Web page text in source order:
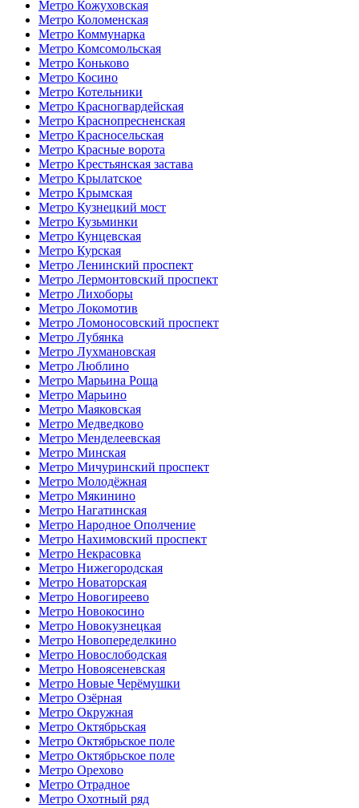
Метро Кожуховская
Метро Коломенская
Метро Коммунарка
Метро Комсомольская
Метро Коньково
Метро Косино
Метро Котельники
Метро Красногвардейская
Метро Краснопресненская
Метро Красносельская
Метро Красные ворота
Метро Крестьянская застава
Метро Крылатское
Метро Крымская
Метро Кузнецкий мост
Метро Кузьминки
Метро Кунцевская
Метро Курская
Метро Ленинский проспект
Метро Лермонтовский проспект
Метро Лихоборы
Метро Локомотив
Метро Ломоносовский проспект
Метро Лубянка
Метро Лухмановская
Метро Люблино
Метро Марьина Роща
Метро Марьино
Метро Маяковская
Метро Медведково
Метро Менделеевская
Метро Минская
Метро Мичуринский проспект
Метро Молодёжная
Метро Мякинино
Метро Нагатинская
Метро Народное Ополчение
Метро Нахимовский проспект
Метро Некрасовка
Метро Нижегородская
Метро Новаторская
Метро Новогиреево
Метро Новокосино
Метро Новокузнецкая
Метро Новопеределкино
Метро Новослободская
Метро Новоясеневская
Метро Новые Черёмушки
Метро Озёрная
Метро Окружная
Метро Октябрьская
Метро Октябрьское поле
Метро Октябрьское поле
Метро Орехово
Метро Отрадное
Метро Охотный ряд